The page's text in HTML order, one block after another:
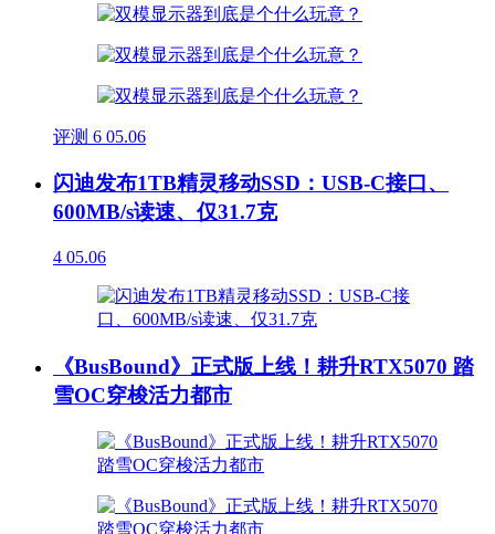
评测 6 05.06
闪迪发布1TB精灵移动SSD：USB-C接口、
600MB/s读速、仅31.7克
4 05.06
《BusBound》正式版上线！耕升RTX5070 踏
雪OC穿梭活力都市